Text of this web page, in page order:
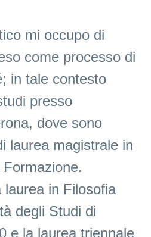
mi occupo di
come processo di
in tale contesto
presso
dove sono
laurea magistrale in
laurea in Filosofia
degli Studi di
e la laurea triennale